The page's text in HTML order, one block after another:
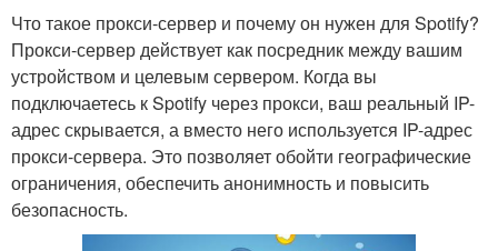
Что такое прокси-сервер и почему он нужен для Spotify?
Прокси-сервер действует как посредник между вашим
устройством и целевым сервером. Когда вы
подключаетесь к Spotify через прокси, ваш реальный IP-
адрес скрывается, а вместо него используется IP-адрес
прокси-сервера. Это позволяет обойти географические
ограничения, обеспечить анонимность и повысить
безопасность.